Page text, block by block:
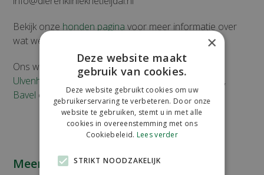
Bekijk onze honden pagina voor meer informatie over
wat we voor uw hond kunnen betekenen.
Ons werkgebied is:Galder,Riel,Meer,Rijsbergen
Ulvenhout
Ulicoten
,
Bavel en Gilze.
Meer informatie nodig? Vul dan
×
Deze website maakt
gebruik van cookies.
Deze website gebruikt cookies om uw
gebruikerservaring te verbeteren. Door onze
website te gebruiken, stemt u in met alle
cookies in overeenstemming met ons
Cookiebeleid. Lees verder
STRIKT NOODZAKELIJK